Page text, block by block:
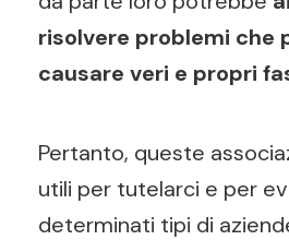
risolvere problemi che
causare veri e propri
Pertanto, queste
utili per tutelarci e per
determinati tipi di